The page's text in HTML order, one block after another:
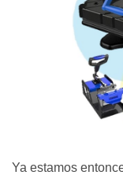
Ya estamos